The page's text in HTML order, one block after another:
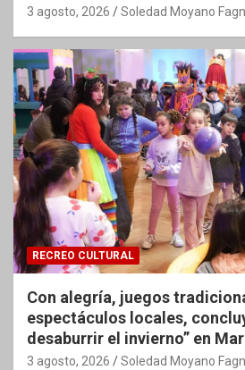
3 agosto, 2026 Soledad Moyano
RECREO CULTURAL
Con alegría, juegos
espectáculos locales,
desaburrir el invierno” en
3 agosto, 2026 Soledad Moyano